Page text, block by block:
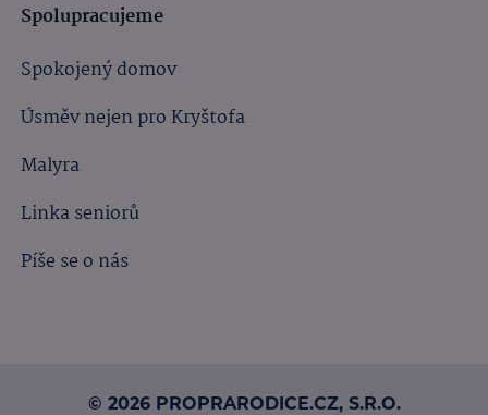
Spolupracujeme
Spokojený domov
Úsměv nejen pro Kryštofa
Malyra
Linka seniorů
Píše se o nás
© 2026 PROPRARODICE.CZ, S.R.O.